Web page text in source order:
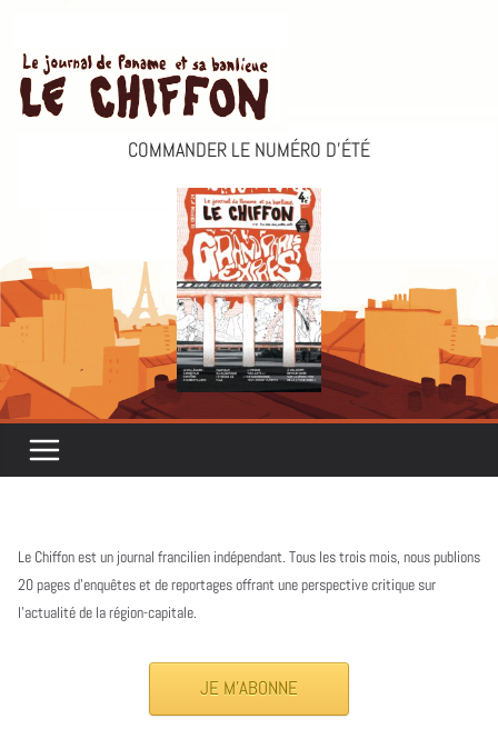
contenu
COMMANDER LE NUMÉRO D’ÉTÉ
Le Chiffon est un journal francilien indépendant. Tous les trois mois, nous publions
20 pages d’enquêtes et de reportages offrant une perspective critique sur
l’actualité de la région-capitale.
JE M'ABONNE